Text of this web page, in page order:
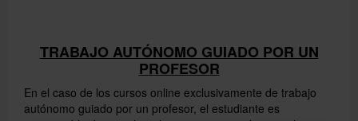
TRABAJO AUTÓNOMO GUIADO POR UN
PROFESOR
En el caso de los cursos online exclusivamente de trabajo
autónomo guiado por un profesor, el estudiante es